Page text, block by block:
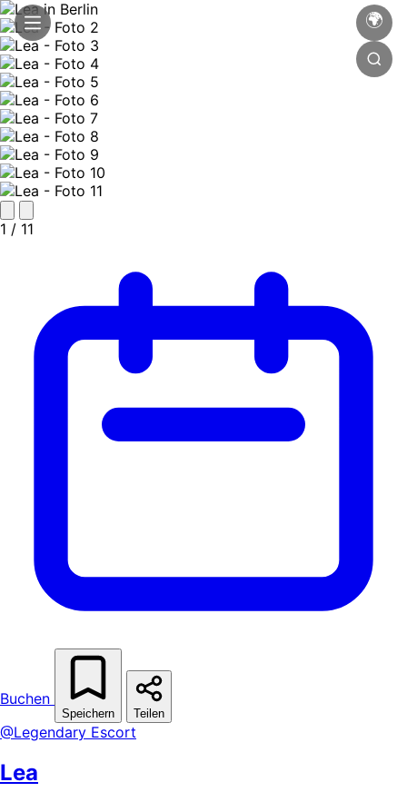
🌍
1 / 11
Buchen
Speichern Teilen
@Legendary Escort
Lea